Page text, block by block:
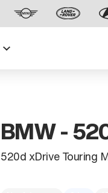
BMW -
520d xDrive Touring